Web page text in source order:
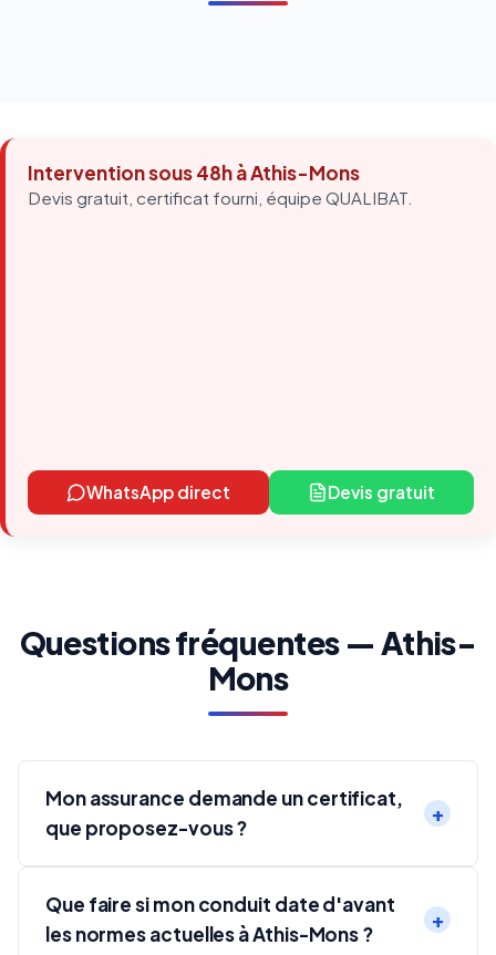
Intervention sous 48h à Athis-Mons
Devis gratuit, certificat fourni, équipe QUALIBAT.
WhatsApp direct Devis gratuit
Questions fréquentes — Athis-
Mons
Mon assurance demande un certificat,
que proposez-vous ?
Que faire si mon conduit date d'avant
les normes actuelles à Athis-Mons ?